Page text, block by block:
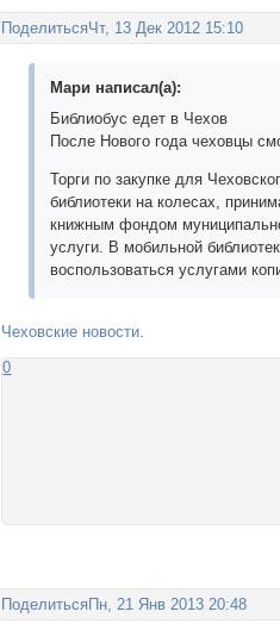
ПоделитьсяЧт, 13 Дек 2012 15:10
Мари написал(а):
Библиобус едет в Чехов
После Нового года чеховцы
Торги по закупке для
библиотеки на колесах,
книжным фондом
услуги. В мобильной
воспользоваться услугами
Чеховские новости.
0
Поделиться Пн, 21 Янв 2013 20:48